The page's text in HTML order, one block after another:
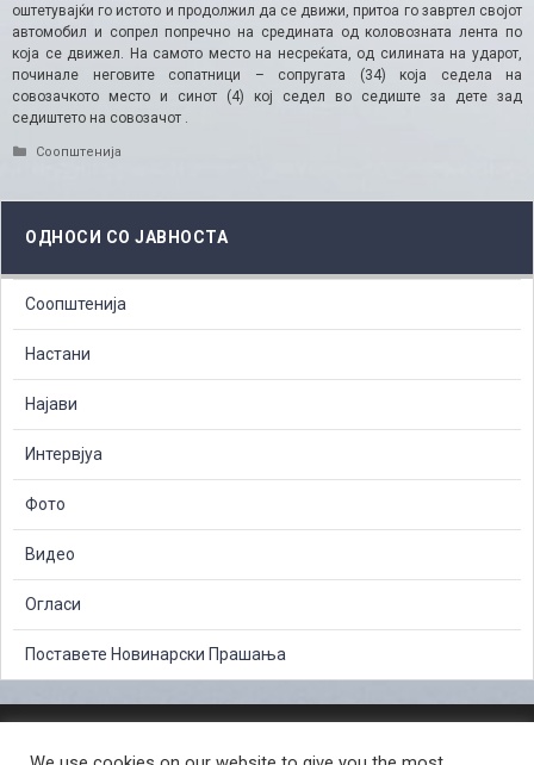
оштетувајќи го истото и продолжил да се движи, притоа го завртел својот
автомобил и сопрел попречно на средината од коловозната лента по
која се движел. На самото место на несреќата, од силината на ударот,
починале неговите сопатници – сопругата (34) која седела на
совозачкото место и синот (4) кој седел во седиште за дете зад
седиштето на совозачот .
Categories
Соопштенија
ОДНОСИ СО ЈАВНОСТА
Соопштенија
Настани
Најави
Интервјуа
Фото
Видео
Огласи
Поставете Новинарски Прашања